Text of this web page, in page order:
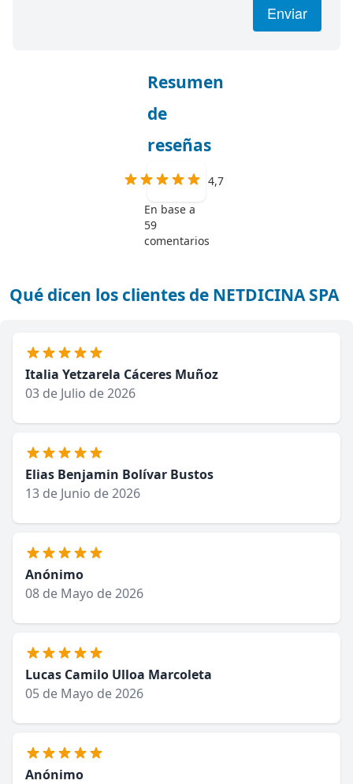
Enviar
Resumen
de
reseñas
4,7
En base a
59
comentarios
Qué dicen los clientes de NETDICINA SPA
Italia Yetzarela Cáceres Muñoz
03 de Julio de 2026
Elias Benjamin Bolívar Bustos
13 de Junio de 2026
Anónimo
08 de Mayo de 2026
Lucas Camilo Ulloa Marcoleta
05 de Mayo de 2026
Anónimo